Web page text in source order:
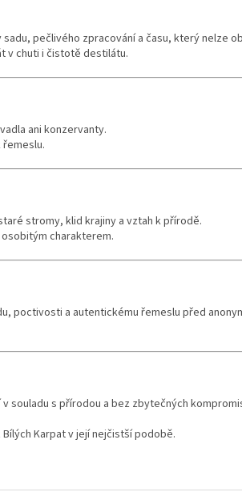
pečlivého zpracování a času, který nelze
v chuti i čistotě destilátu.
ani konzervanty.
stromy, klid krajiny a vztah k přírodě.
charakterem.
poctivosti a autentickému řemeslu před
souladu s přírodou a bez zbytečných
Karpat v její nejčistší podobě.